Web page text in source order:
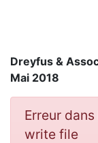
Dreyfus &
Mai 2018
Erreur dans
write file